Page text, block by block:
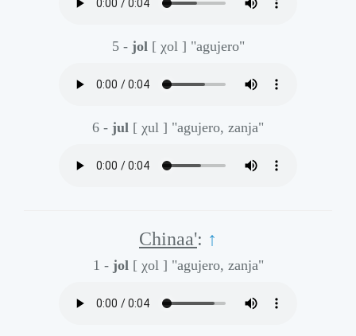
5 - jol [ χol ] "agujero"
6 - jul [ χul ] "agujero, zanja"
Chinaa': ↑
1 - jol [ χol ] "agujero, zanja"